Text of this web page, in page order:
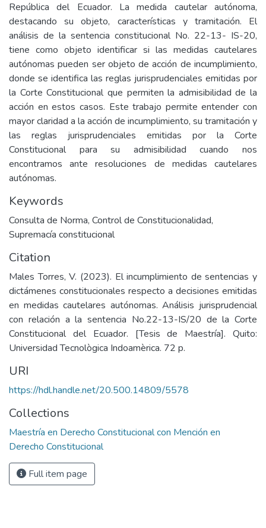
República del Ecuador. La medida cautelar autónoma,
destacando su objeto, características y tramitación. El
análisis de la sentencia constitucional No. 22-13- IS-20,
tiene como objeto identificar si las medidas cautelares
autónomas pueden ser objeto de acción de incumplimiento,
donde se identifica las reglas jurisprudenciales emitidas por
la Corte Constitucional que permiten la admisibilidad de la
acción en estos casos. Este trabajo permite entender con
mayor claridad a la acción de incumplimiento, su tramitación y
las reglas jurisprudenciales emitidas por la Corte
Constitucional para su admisibilidad cuando nos
encontramos ante resoluciones de medidas cautelares
autónomas.
Keywords
Consulta de Norma, Control de Constitucionalidad,
Supremacía constitucional
Citation
Males Torres, V. (2023). El incumplimiento de sentencias y
dictámenes constitucionales respecto a decisiones emitidas
en medidas cautelares autónomas. Análisis jurisprudencial
con relación a la sentencia No.22-13-IS/20 de la Corte
Constitucional del Ecuador. [Tesis de Maestría]. Quito:
Universidad Tecnològica Indoamèrica. 72 p.
URI
https://hdl.handle.net/20.500.14809/5578
Collections
Maestría en Derecho Constitucional con Mención en
Derecho Constitucional
Full item page